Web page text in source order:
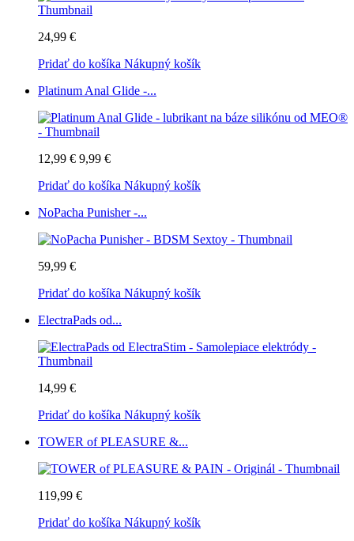
24,99 €
Pridať do košíka Nákupný košík
Platinum Anal Glide -...
12,99 € 9,99 €
Pridať do košíka Nákupný košík
NoPacha Punisher -...
59,99 €
Pridať do košíka Nákupný košík
ElectraPads od...
14,99 €
Pridať do košíka Nákupný košík
TOWER of PLEASURE &...
119,99 €
Pridať do košíka Nákupný košík